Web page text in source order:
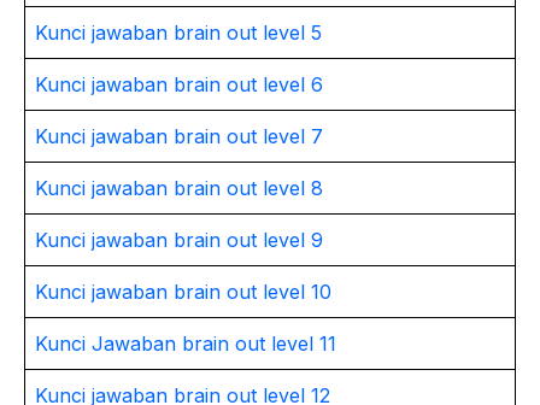
Kunci jawaban brain out level 5
Kunci jawaban brain out level 6
Kunci jawaban brain out level 7
Kunci jawaban brain out level 8
Kunci jawaban brain out level 9
Kunci jawaban brain out level 10
Kunci Jawaban brain out level 11
Kunci jawaban brain out level 12